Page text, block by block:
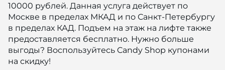
10000 рублей. Данная услуга действует по
Москве в пределах МКАД и по Санкт-Петербургу
в пределах КАД. Подъем на этаж на лифте также
предоставляется бесплатно. Нужно больше
выгоды? Воспользуйтесь Candy Shop купонами
на скидку!